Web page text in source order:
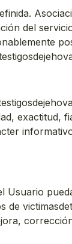
del
exactitud,
Usuario